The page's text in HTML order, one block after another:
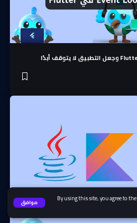
By using this site, you agree to the موافق